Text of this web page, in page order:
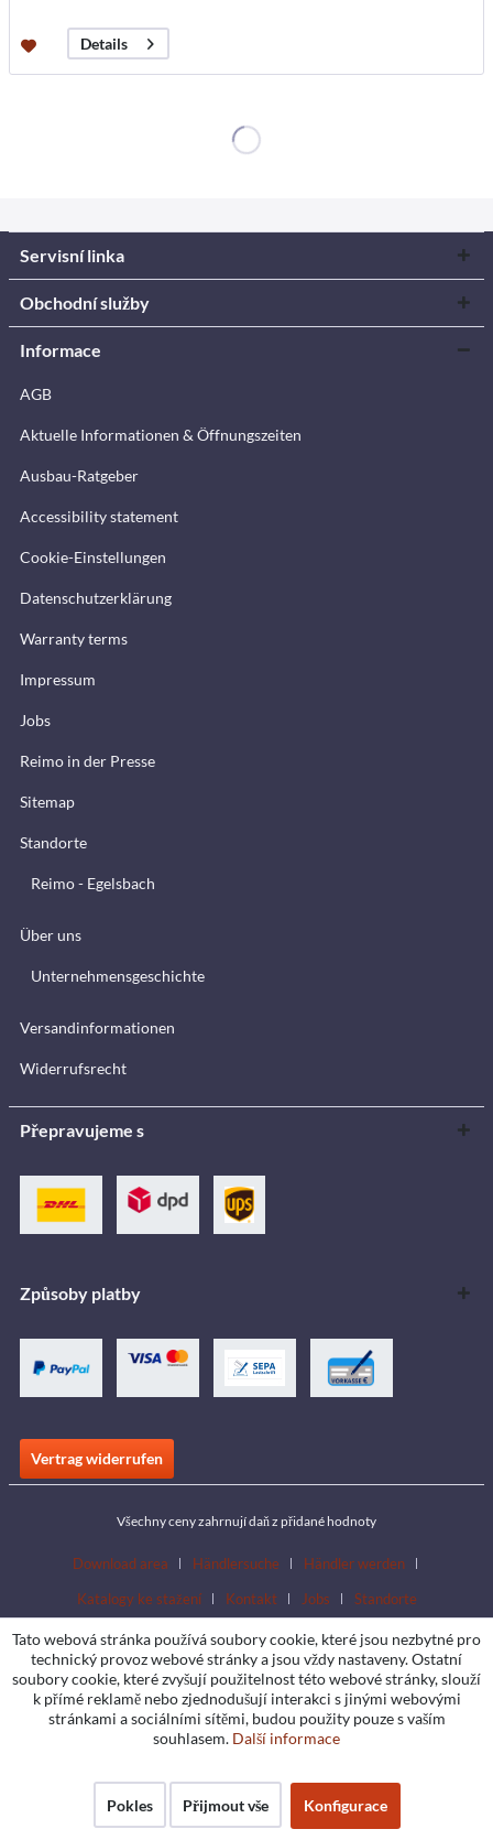
Details
Servisní linka
Obchodní služby
Informace
AGB
Aktuelle Informationen & Öffnungszeiten
Ausbau-Ratgeber
Accessibility statement
Cookie-Einstellungen
Datenschutzerklärung
Warranty terms
Impressum
Jobs
Reimo in der Presse
Sitemap
Standorte
Reimo - Egelsbach
Über uns
Unternehmensgeschichte
Versandinformationen
Widerrufsrecht
Přepravujeme s
Způsoby platby
Vertrag widerrufen
Všechny ceny zahrnují daň z přidané hodnoty
Download area Händlersuche
Händler werden
Katalogy ke stažení
Kontakt Jobs Standorte
Tato webová stránka používá soubory cookie, které jsou nezbytné pro
technický provoz webové stránky a jsou vždy nastaveny. Ostatní
soubory cookie, které zvyšují použitelnost této webové stránky, slouží
k přímé reklamě nebo zjednodušují interakci s jinými webovými
stránkami a sociálními sítěmi, budou použity pouze s vaším
souhlasem. Další informace
Pokles Přijmout vše Konfigurace